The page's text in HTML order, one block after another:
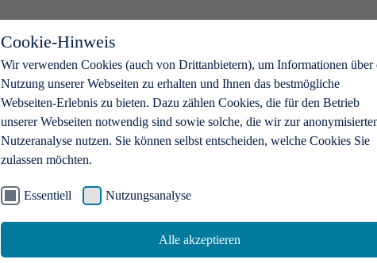
Cookie-Hinweis
Wir verwenden Cookies (auch von Drittanbietern), um Informationen über
Nutzung unserer Webseiten zu erhalten und Ihnen das bestmögliche
Webseiten-Erlebnis zu bieten. Dazu zählen Cookies, die für den Betrieb
unserer Webseiten notwendig sind sowie solche, die wir zur
Nutzeranalyse nutzen. Sie können selbst entscheiden, welche Cookies Sie
zulassen möchten.
Essentiell Nutzungsanalyse
Alle akzeptieren